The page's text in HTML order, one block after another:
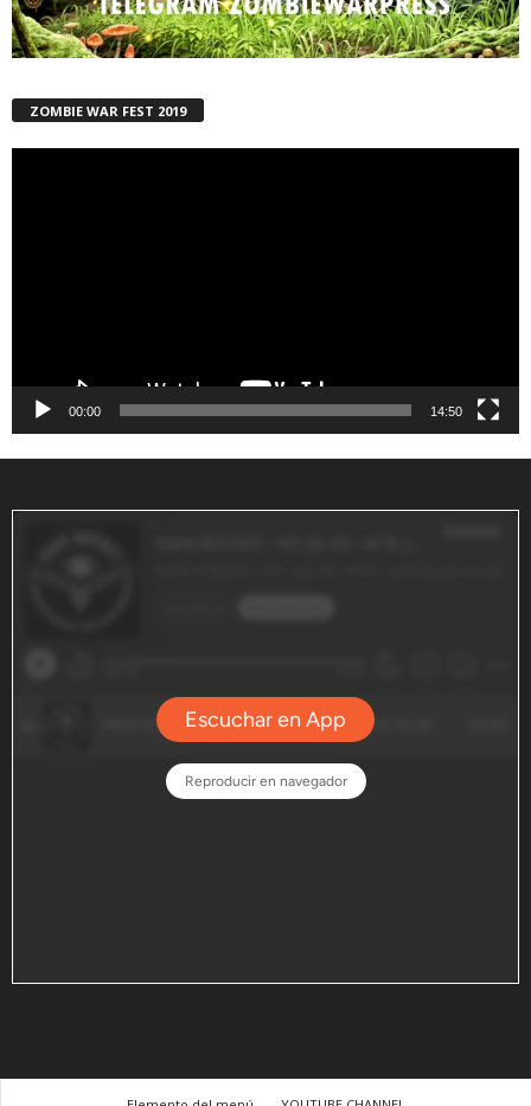
ZOMBIE WAR FEST 2019
00:00 14:50